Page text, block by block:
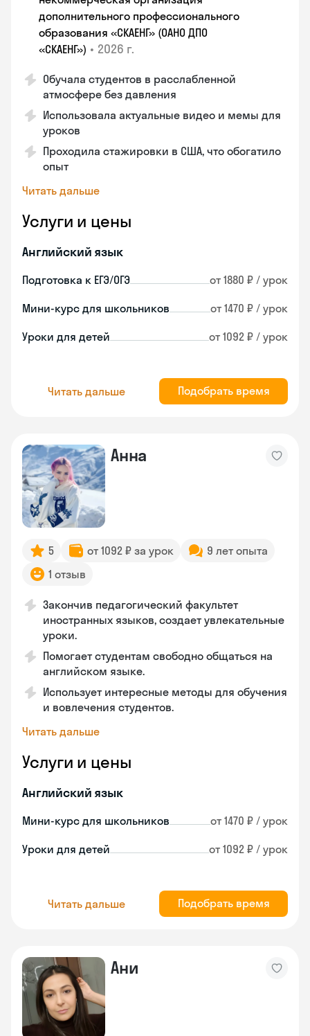
дополнительного профессионального
образования «СКАЕНГ» (ОАНО ДПО
«СКАЕНГ») • 2026 г.
Обучала студентов в расслабленной
атмосфере без давления
Использовала актуальные видео и мемы для
уроков
Проходила стажировки в США, что обогатило
опыт
Читать дальше
Услуги и цены
Английский язык
Подготовка к ЕГЭ/ОГЭ от 1880 ₽ / урок
Мини-курс для школьников от 1470 ₽ / урок
Уроки для детей от 1092 ₽ / урок
Читать дальше Подобрать время
Анна
5 от 1092 ₽ за урок
9 лет опыта
1 отзыв
Закончив педагогический факультет
иностранных языков, создает увлекательные
уроки.
Помогает студентам свободно общаться на
английском языке.
Использует интересные методы для обучения
и вовлечения студентов.
Читать дальше
Услуги и цены
Английский язык
Мини-курс для школьников от 1470 ₽ / урок
Уроки для детей от 1092 ₽ / урок
Читать дальше Подобрать время
Ани